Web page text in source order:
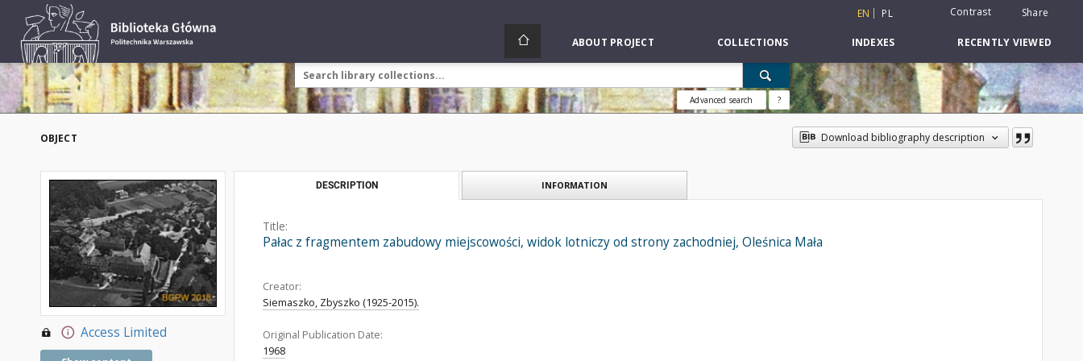
EN PL Contrast Share
ABOUT PROJECT COLLECTIONS INDEXES RECENTLY VIEWED
Advanced search ?
OBJECT Download bibliography description
Access Limited
DESCRIPTION INFORMATION
Title:
Pałac z fragmentem zabudowy miejscowości, widok lotniczy od strony zachodniej, Oleśnica Mała
Creator:
Siemaszko, Zbyszko (1925-2015).
Original Publication Date:
1968